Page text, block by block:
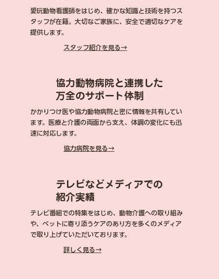
愛玩動物看護師をはじめ、確かな知識と技術を持つス
タッフが在籍。大切なご家族に、安全で適切なケアを
提供します。
スタッフ紹介を見る→
協力動物病院と連携した
万全のサポート体制
かかりつけ医や協力動物病院と密に情報を共有してい
ます。医療と介護の両面から支え、体調の変化にも迅
速に対応します。
​協力病院を見る→
テレビなどメディアでの
紹介実績
テレビ番組での特集をはじめ、動物介護への取り組み
や、ペットに寄り添うケアのあり方を多くのメディア
で取り上げていただいております。
​詳しく見る→